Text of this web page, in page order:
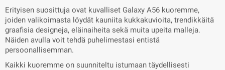
Erityisen suosittuja ovat kuvalliset Galaxy A56 kuoremme,
joiden valikoimasta löydät kauniita kukkakuvioita, trendikkäitä
graafisia designeja, eläinaiheita sekä muita upeita malleja.
Näiden avulla voit tehdä puhelimestasi entistä
persoonallisemman.
Kaikki kuoremme on suunniteltu istumaan täydellisesti